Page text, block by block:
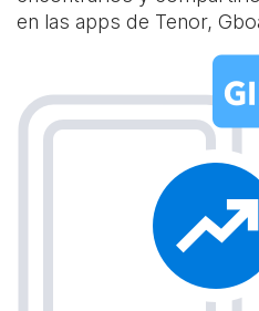
en las apps de Tenor,